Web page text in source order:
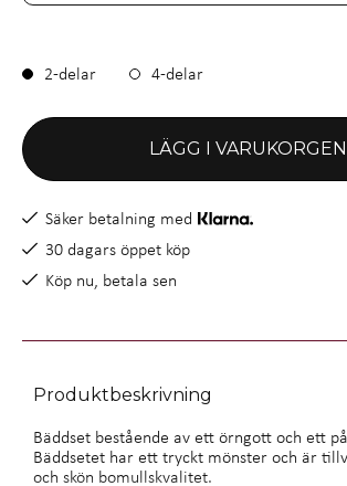
2-delar 4-delar
LÄGG I VARUKORGEN
Säker betalning med
30 dagars öppet köp
Köp nu, betala sen
Produktbeskrivning
Bäddset bestående av ett örngott och ett
Bäddsetet har ett tryckt mönster och är
och skön bomullskvalitet.